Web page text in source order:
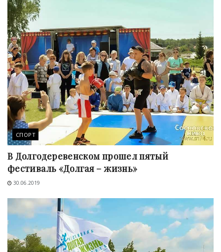
СПОРТ
В Долгодеревенском прошел пятый
фестиваль «Долгая – жизнь»
30.06.2019